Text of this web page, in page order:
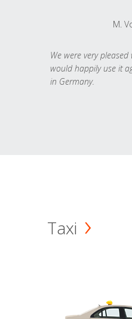
M.
We were very
would happily use it
in Germany.
Taxi